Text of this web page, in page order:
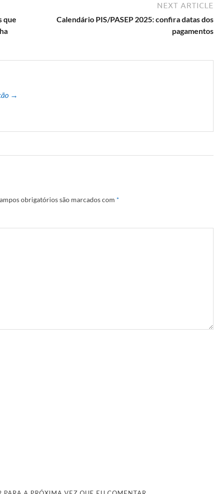
que
NEXT ARTICLE
Calendário PIS/PASEP 2025: confira datas dos
pagamentos
→
obrigatórios são marcados com *